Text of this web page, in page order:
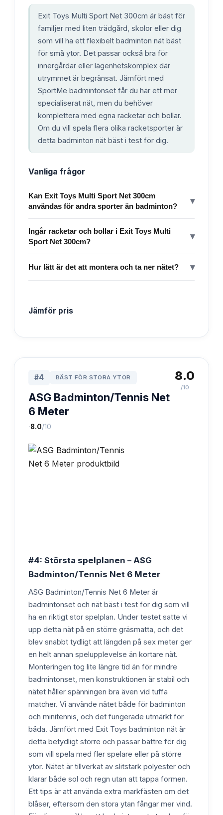
Exit Toys Multi Sport Net 300cm är bäst för
familjer med liten trädgård, skolor eller dig
som vill ha ett flexibelt badminton nät bäst
för små ytor. Det passar också bra för
innergårdar eller lägenhetskomplex där
utrymmet är begränsat. Jämfört med
SportMe badmintonset får du här ett mer
specialiserat nät, men du behöver
komplettera med egna racketar och bollar.
Om du vill spela flera olika racketsporter är
detta badminton nät bäst i test för dig.
Vanliga frågor
Kan Exit Toys Multi Sport Net 300cm
användas för andra sporter än badminton?
▾
Ingår racketar och bollar i Exit Toys Multi
Sport Net 300cm?
▾
Hur lätt är det att montera och ta ner nätet? ▾
Jämför pris
#4 BÄST FÖR STORA YTOR
ASG Badminton/Tennis Net
6 Meter
·8.0/10
8.0
/10
#4: Största spelplanen – ASG
Badminton/Tennis Net 6 Meter
ASG Badminton/Tennis Net 6 Meter är
badmintonset och nät bäst i test för dig som vill
ha en riktigt stor spelplan. Under testet satte vi
upp detta nät på en större gräsmatta, och det
blev snabbt tydligt att längden på sex meter ger
en helt annan spelupplevelse än kortare nät.
Monteringen tog lite längre tid än för mindre
badmintonset, men konstruktionen är stabil och
nätet håller spänningen bra även vid tuffa
matcher. Vi använde nätet både för badminton
och minitennis, och det fungerade utmärkt för
båda. Jämfört med Exit Toys badminton nät är
detta betydligt större och passar bättre för dig
som vill spela med fler spelare eller på större
ytor. Nätet är tillverkat av slitstark polyester och
klarar både sol och regn utan att tappa formen.
Ett tips är att använda extra markfästen om det
blåser, eftersom den stora ytan fångar mer vind.